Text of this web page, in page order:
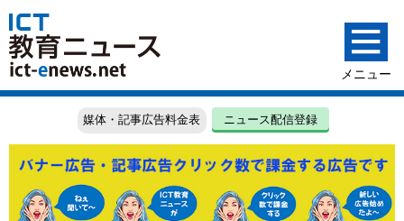
媒体・記事広告料金表 ニュース配信登録